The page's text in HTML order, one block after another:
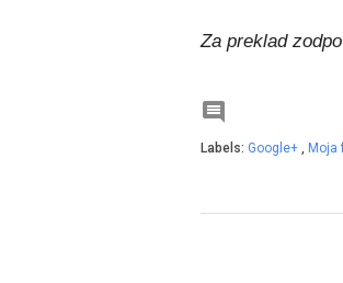
Za preklad

Labels: Google+ , Moja